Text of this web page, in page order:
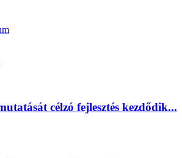
célzó fejlesztés kezdődik...